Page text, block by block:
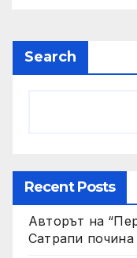
Search
Recent Posts
Авторът на
Сатрапи почина